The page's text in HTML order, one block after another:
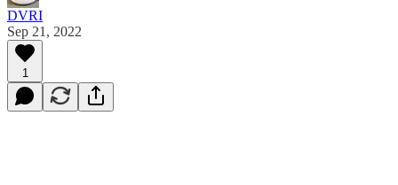
DVRI
Sep 21, 2022
1